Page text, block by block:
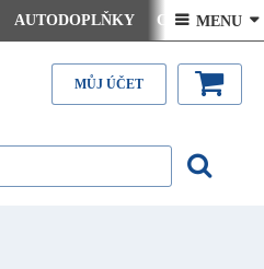
AUTODOPLŇKY Ceny doručení
Články - návody Kontakt
 MENU 
MŮJ ÚČET